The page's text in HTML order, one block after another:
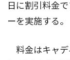
日に割引料金
ーを実施する。
料金はキャデ